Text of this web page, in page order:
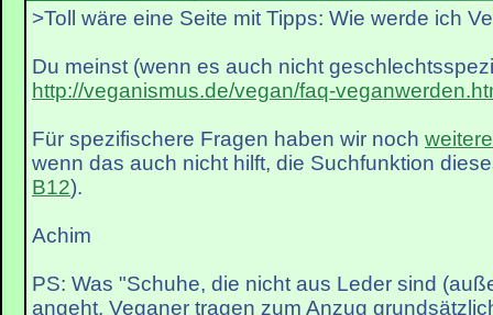
>Toll wäre eine Seite mit Tipps: Wie werde ich
Du meinst (wenn es auch nicht
http://veganismus.de/vegan/faq-
Für spezifischere Fragen haben wir noch
wenn das auch nicht hilft, die Suchfunktion
B12).
Achim
PS: Was "Schuhe, die nicht aus Leder sind
angeht, Veganer tragen zum Anzug